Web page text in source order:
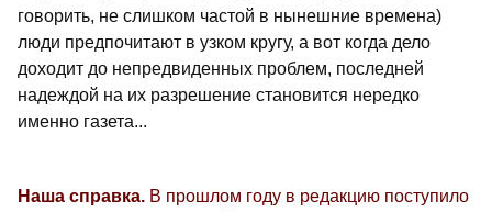
говорить, не слишком частой в нынешние времена)
люди предпочитают в узком кругу, а вот когда дело
доходит до непредвиденных проблем, последней
надеждой на их разрешение становится нередко
именно газета...
Наша справка. В прошлом году в редакцию поступило